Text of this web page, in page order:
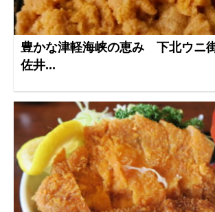
豊かな津軽海峡の恵み 下北ウニ
佐井...